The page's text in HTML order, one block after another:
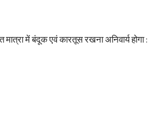
में बंदूक एवं कारतूस रखना अनिवार्य होगा :